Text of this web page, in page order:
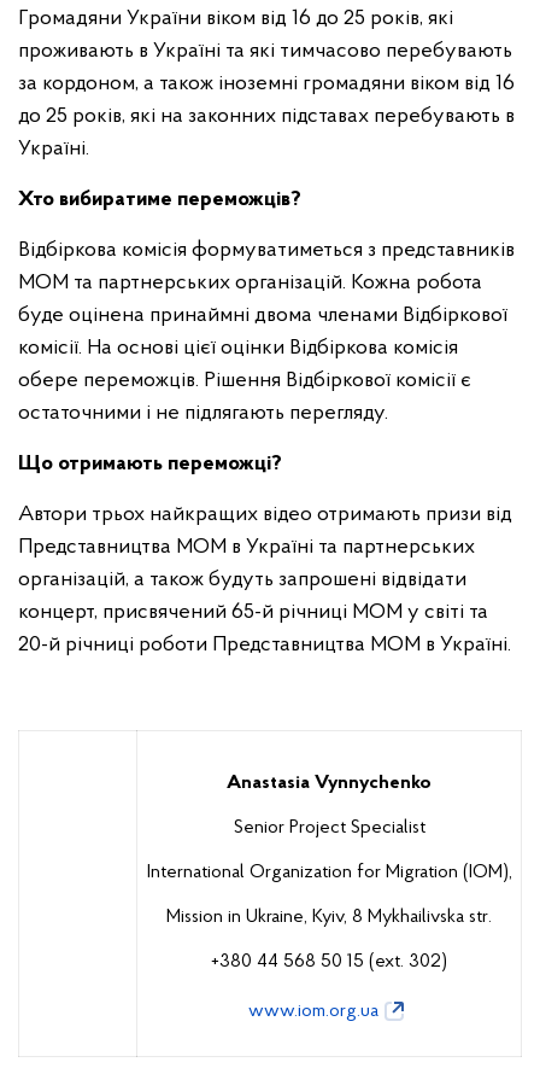
Громадяни України віком від 16 до 25 років, які
проживають в Україні та які тимчасово перебувають
за кордоном, а також іноземні громадяни віком від 16
до 25 років, які на законних підставах перебувають в
Україні.
Хто вибиратиме переможців?
Відбіркова комісія формуватиметься з представників
МОМ та партнерських організацій. Кожна робота
буде оцінена принаймні двома членами Відбіркової
комісії. На основі цієї оцінки Відбіркова комісія
обере переможців. Рішення Відбіркової комісії є
остаточними і не підлягають перегляду.
Що отримають переможці?
Автори трьох найкращих відео отримають призи від
Представництва МОМ в Україні та партнерських
організацій, а також будуть запрошені відвідати
концерт, присвячений 65-й річниці МОМ у світі та
20-й річниці роботи Представництва МОМ в Україні.
Anastasia Vynnychenko
Senior Project Specialist
International Organization for Migration (IOM),
Mission in Ukraine, Kyiv, 8 Mykhailivska str.
+380 44 568 50 15 (ext. 302)
www.iom.org.ua